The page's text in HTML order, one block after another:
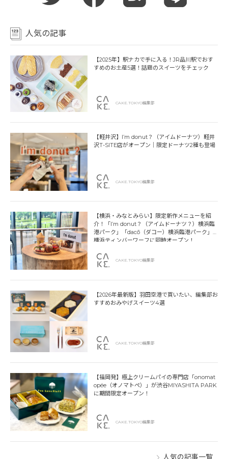
人気の記事
【2025年】駅ナカで手に入る！JR品川駅でおす
すめのお土産5選！話題のスイーツをチェック
CAKE.TOKYO編集部
【軽井沢】I’m donut？（アイムドーナツ）軽井
沢T-SITE店がオープン｜限定ドーナツ2種も登場
CAKE.TOKYO編集部
【横浜・みなとみらい】限定新作メニューを紹
介！「I’m donut？（アイムドーナツ？）横浜臨
港パーク」「dacō（ダコー）横浜臨港パーク」
横浜ティンバーワーフに同時オープン！
CAKE.TOKYO編集部
【2026年最新版】羽田空港で買いたい、編集部お
すすめおみやげスイーツ4選
CAKE.TOKYO編集部
【福岡発】極上クリームパイの専門店「onomat
opée（オノマトペ）」が渋谷MIYASHITA PARK
に期間限定オープン！
CAKE.TOKYO編集部
人気の記事一覧